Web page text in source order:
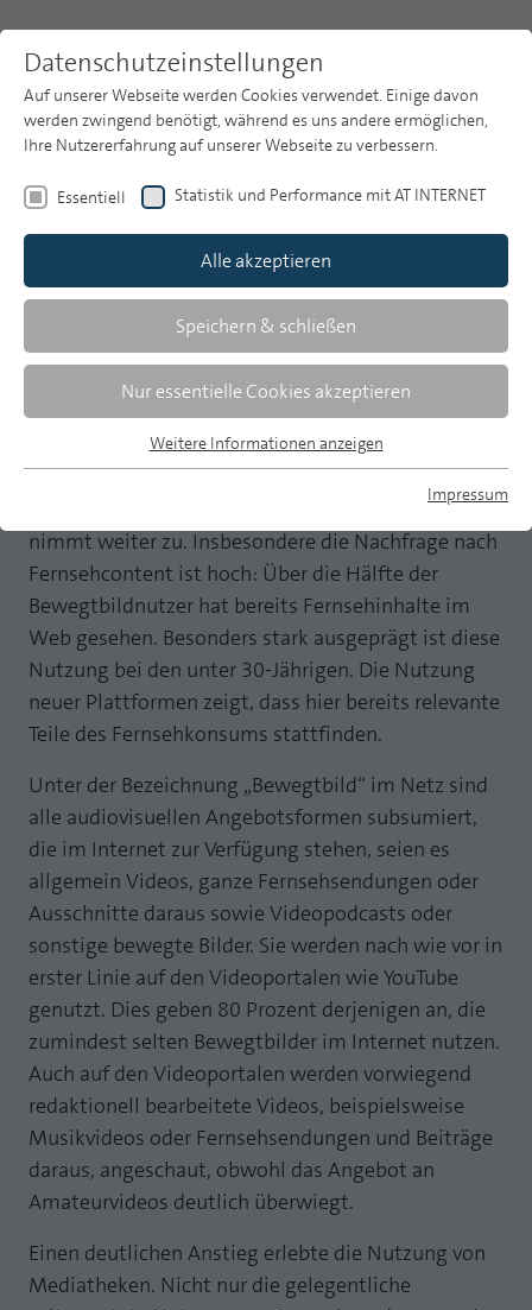
MP auf Mastodon
MP auf LinkedIn
Newsletter
Publikationsarchiv
Heft 7-8
Bewegtbildnutzung im Internet 2011:
Mediatheken als Treiber
Ergebnisse der ARD/ZDF-Onlinestudie 2011
Die Nutzung von Bewegtbildinhalten im Internet
nimmt weiter zu. Insbesondere die Nachfrage nach
Fernsehcontent ist hoch: Über die Hälfte der
Bewegtbildnutzer hat bereits Fernsehinhalte im
Web gesehen. Besonders stark ausgeprägt ist diese
Nutzung bei den unter 30-Jährigen. Die Nutzung
neuer Plattformen zeigt, dass hier bereits relevante
Teile des Fernsehkonsums stattfinden.
Unter der Bezeichnung „Bewegtbild“ im Netz sind
alle audiovisuellen Angebotsformen subsumiert,
die im Internet zur Verfügung stehen, seien es
allgemein Videos, ganze Fernsehsendungen oder
Ausschnitte daraus sowie Videopodcasts oder
sonstige bewegte Bilder. Sie werden nach wie vor in
erster Linie auf den Videoportalen wie YouTube
genutzt. Dies geben 80 Prozent derjenigen an, die
zumindest selten Bewegtbilder im Internet nutzen.
Auch auf den Videoportalen werden vorwiegend
redaktionell bearbeitete Videos, beispielsweise
Musikvideos oder Fernsehsendungen und Beiträge
daraus, angeschaut, obwohl das Angebot an
Amateurvideos deutlich überwiegt.
Einen deutlichen Anstieg erlebte die Nutzung von
Mediatheken. Nicht nur die gelegentliche
Datenschutzeinstellungen
Auf unserer Webseite werden Cookies verwendet. Einige davon
werden zwingend benötigt, während es uns andere ermöglichen,
Ihre Nutzererfahrung auf unserer Webseite zu verbessern.
Essentiell Statistik und Performance mit AT INTERNET
Alle akzeptieren
Speichern & schließen
Nur essentielle Cookies akzeptieren
Essentielle Cookies werden für grundlegende Funktionen der
Webseite einwandfrei funktioniert.
Name fe_typo_user
Anbieter TYPO3
Laufzeit Session
Zweck
Dieses Cookie ist ein Standard-Session-
eines Benutzer-Logins die Session ID
mithilfe derer der eingeloggte User
wiedererkannt wird, um ihm Zugang zu
geschützten Bereichen zu gewähren.
Name PHPSESSID
php
Laufzeit Ende der Sitzung
Zweck PHPs Standard Sitzungs Identifikation
Cookie-Informationen anzeigen
Statistik und Performance mit AT INTERNET
CROSS-DEVICE ANALYTICS LÖSUNG
Name atidvisitor
Anbieter AT INTERNET
Cookie von AT INTERNET zur Steuerung der
erweiterten Script- und Ereignisbehandlung
Name atuserid
Anbieter AT INTERNET
Laufzeit 1 Jahr
Zweck
Cookie von AT INTERNET zur Steuerung der
erweiterten Script- und Ereignisbehandlung
Cookie-Informationen anzeigen
Weitere Informationen anzeigen
Impressum